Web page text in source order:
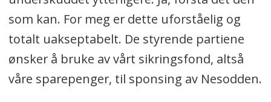
som kan. For meg er dette uforståelig og
totalt uakseptabelt. De styrende partiene
ønsker å bruke av vårt sikringsfond, altså
våre sparepenger, til sponsing av Nesodden.